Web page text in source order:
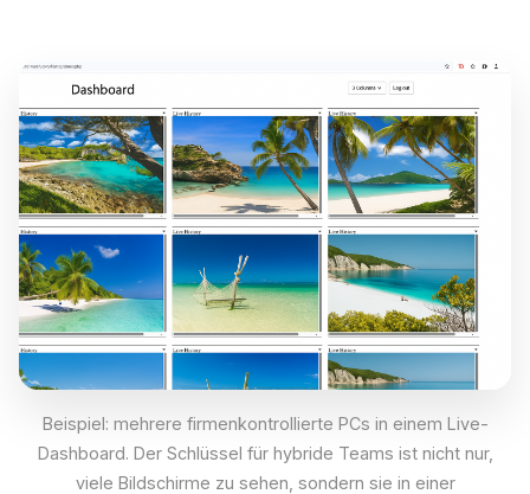
Beispiel: mehrere firmenkontrollierte PCs in einem Live-
Dashboard. Der Schlüssel für hybride Teams ist nicht nur,
viele Bildschirme zu sehen, sondern sie in einer